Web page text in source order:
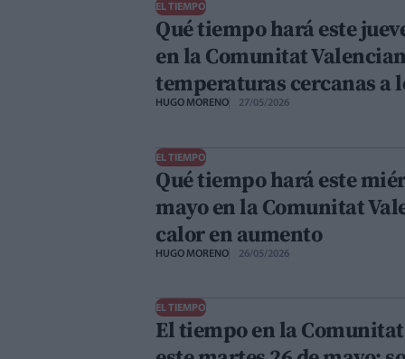
EL TIEMPO
Qué tiempo hará este
en la Comunitat
temperaturas cercanas a
HUGO MORENO 27/05/2026
EL TIEMPO
Qué tiempo hará este
mayo en la Comunitat
calor en aumento
HUGO MORENO 26/05/2026
EL TIEMPO
El tiempo en la